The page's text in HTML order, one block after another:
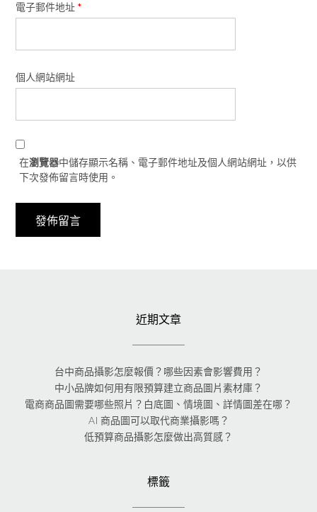
電子郵件地址 *
個人網站網址
在瀏覽器中儲存顯示名稱、電子郵件地址及個人網站網址，以供
下次發佈留言時使用。
近期文章
台中商品攝影怎麼報價？哪些因素會影響費用？
中小品牌如何用有限預算建立商品圖片素材庫？
電商商品圖需要哪些照片？白底圖、情境圖、詳情圖差在哪？
AI 商品圖可以取代商業攝影嗎？
低預算商品攝影怎麼做出高質感？
標籤